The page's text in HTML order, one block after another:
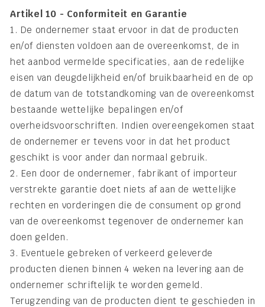
Artikel 10 - Conformiteit en Garantie
1. De ondernemer staat ervoor in dat de producten
en/of diensten voldoen aan de overeenkomst, de in
het aanbod vermelde specificaties, aan de redelijke
eisen van deugdelijkheid en/of bruikbaarheid en de op
de datum van de totstandkoming van de overeenkomst
bestaande wettelijke bepalingen en/of
overheidsvoorschriften. Indien overeengekomen staat
de ondernemer er tevens voor in dat het product
geschikt is voor ander dan normaal gebruik.
2. Een door de ondernemer, fabrikant of importeur
verstrekte garantie doet niets af aan de wettelijke
rechten en vorderingen die de consument op grond
van de overeenkomst tegenover de ondernemer kan
doen gelden.
3. Eventuele gebreken of verkeerd geleverde
producten dienen binnen 4 weken na levering aan de
ondernemer schriftelijk te worden gemeld.
Terugzending van de producten dient te geschieden in